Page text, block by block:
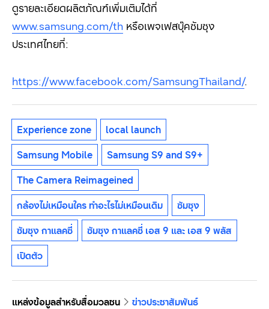
ดูรายละเอียดผลิตภัณฑ์เพิ่มเติมได้ที่
www.samsung.com/th หรือเพจเฟสบุ๊คซัมซุง
ประเทศไทยที่:
https://www.facebook.com/SamsungThailand/.
Experience zone
local launch
Samsung Mobile
Samsung S9 and S9+
The Camera Reimageined
กล้องไม่เหมือนใคร ทำอะไรไม่เหมือนเดิม
ซัมซุง
ซัมซุง กาแลคซี่
ซัมซุง กาแลคซี่ เอส 9 และ เอส 9 พลัส
เปิดตัว
แหล่งข้อมูลสำหรับสื่อมวลชน
ข่าวประชาสัมพันธ์